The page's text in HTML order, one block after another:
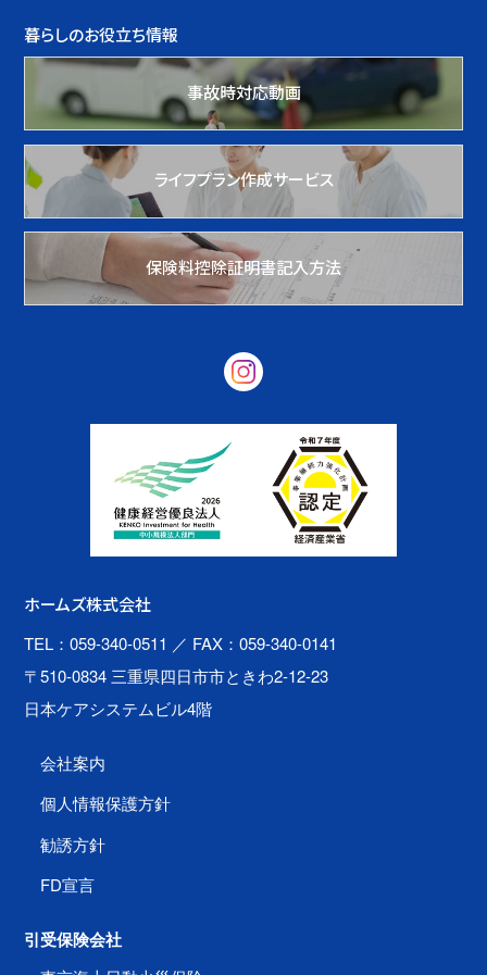
暮らしのお役立ち情報
事故時対応動画
ライフプラン作成サービス
保険料控除証明書記入方法
ホームズ株式会社
TEL：059-340-0511 ／ FAX：059-340-0141
〒510-0834 三重県四日市市ときわ2-12-23
日本ケアシステムビル4階
会社案内
個人情報保護方針
勧誘方針
FD宣言
引受保険会社